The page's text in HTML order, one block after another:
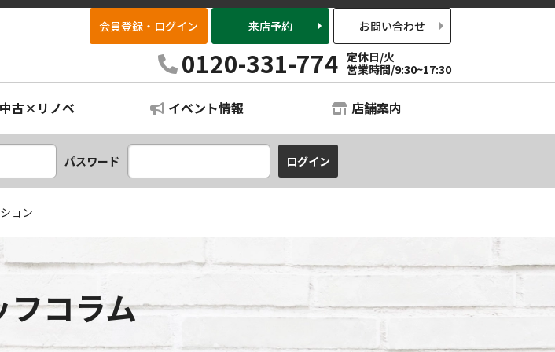
会員登録・ログイン 来店予約 お問い合わせ
0120-331-774 定休日/火
営業時間/9:30~17:30
中古×リノベ イベント情報 店舗案内
パスワード
ョン
フコラム